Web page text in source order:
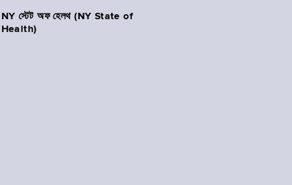
NY স্টেট অফ হেলথ (NY State of
Health)